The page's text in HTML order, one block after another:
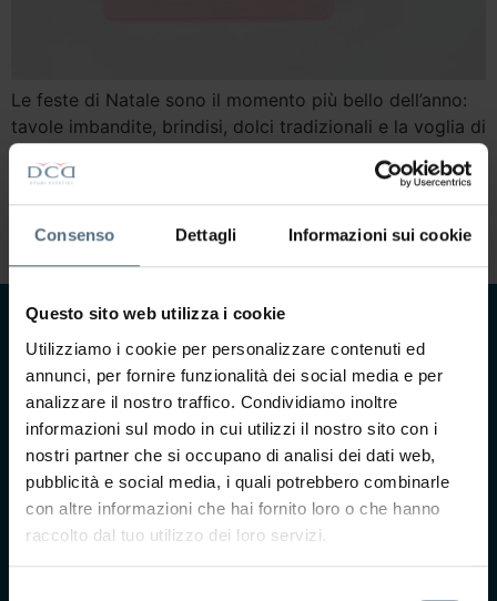
Consenso Dettagli Informazioni sui cookie
Questo sito web utilizza i cookie
Utilizziamo i cookie per personalizzare contenuti ed
annunci, per fornire funzionalità dei social media e per
analizzare il nostro traffico. Condividiamo inoltre
informazioni sul modo in cui utilizzi il nostro sito con i
nostri partner che si occupano di analisi dei dati web,
pubblicità e social media, i quali potrebbero combinarle
con altre informazioni che hai fornito loro o che hanno
raccolto dal tuo utilizzo dei loro servizi.
Le feste di Natale sono il momento più bello dell’anno:
tavole imbandite, brindisi, dolci tradizionali e la voglia di
godersi ogni momento con le persone che amiamo. Poi
però arriva gennaio — e con lui quella sensazione di
gonfiore, pesantezza e la domanda che tutti, prima o
poi, ci facciamo: come dimagriredopo le feste di […]
CONTATTACI
Ti interessa saperne di
più?
Compila il form e il
nostro team ti
ricontatterà per
prendere
appuntamento presso